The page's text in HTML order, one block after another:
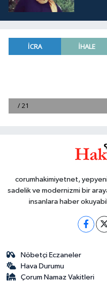
corumhakimiyetnet,
sadelik ve modernizmi bir
insanlara haber
Nöbetçi Eczaneler
Hava Durumu
Çorum Namaz Vakitleri